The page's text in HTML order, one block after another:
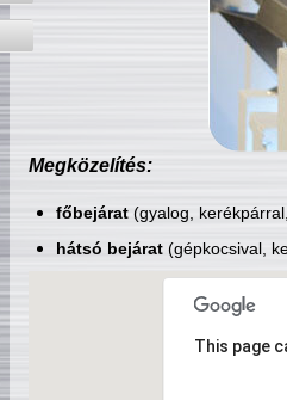
Megközelítés:
főbejárat(gyalog,
hátsó bejárat(gépkocsival,
This page